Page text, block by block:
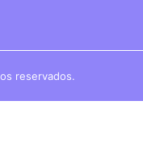
reservados.